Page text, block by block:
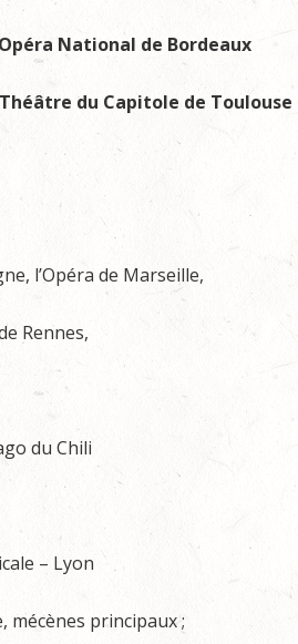
National de Bordeaux
Théâtre du Capitole de Toulouse
l’Opéra de Marseille,
Rennes,
du Chili
– Lyon
mécènes principaux ;